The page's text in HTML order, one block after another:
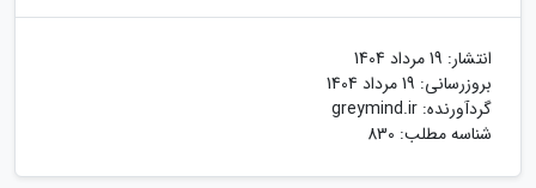
انتشار: 19 مرداد 1404
بروزرسانی: 19 مرداد 1404
گردآورنده: greymind.ir
شناسه مطلب: 830